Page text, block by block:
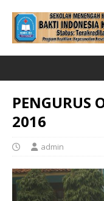
PENGURUS
2016
admin